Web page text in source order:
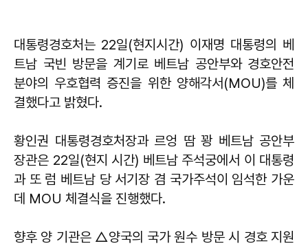
대통령경호처는 22일(현지시간) 이재명 대통령의 베
트남 국빈 방문을 계기로 베트남 공안부와 경호안전
분야의 우호협력 증진을 위한 양해각서(MOU)를 체
결했다고 밝혔다.
황인권 대통령경호처장과 르엉 땀 꽝 베트남 공안부
장관은 22일(현지 시간) 베트남 주석궁에서 이 대통령
과 또 럼 베트남 당 서기장 겸 국가주석이 임석한 가운
데 MOU 체결식을 진행했다.
향후 양 기관은 △양국의 국가 원수 방문 시 경호 지원